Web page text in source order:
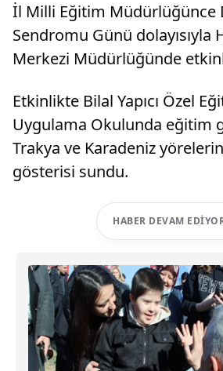
İl Milli Eğitim Müdürlüğünce
Sendromu Günü dolayısıyla
Merkezi Müdürlüğünde
Etkinlikte Bilal Yapıcı Özel
Uygulama Okulunda eğitim
Trakya ve Karadeniz
gösterisi sundu.
HABER DEVAM